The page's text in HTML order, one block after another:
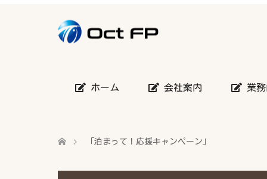
ホーム 会社案内 業
「泊まって！応援キャンペーン」